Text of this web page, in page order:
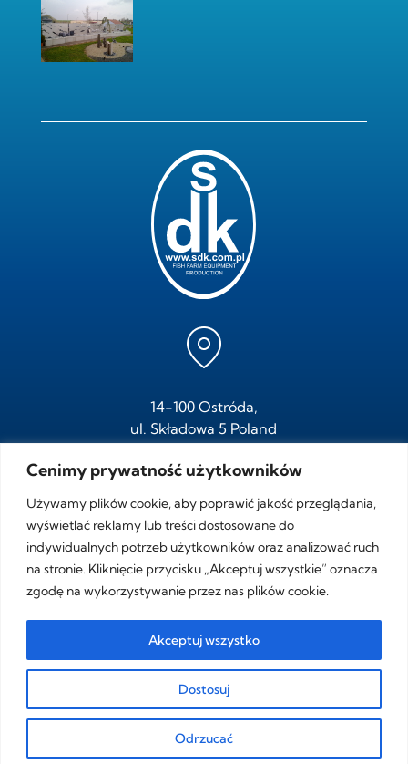
Cenimy prywatność użytkowników
Używamy plików cookie, aby poprawić jakość przeglądania,
wyświetlać reklamy lub treści dostosowane do
indywidualnych potrzeb użytkowników oraz analizować ruch
na stronie. Kliknięcie przycisku „Akceptuj wszystkie” oznacza
zgodę na wykorzystywanie przez nas plików cookie.
Dostosuj
Odrzucać
Akceptuj wszystko
14-100 Ostróda,
ul. Składowa 5 Poland
tel. + 48 /89/ 646 05 95
fax.+ 48 /89/ 646 05 97
e-mail:sdk@sdk.com.pl
NIP PL-7411002174
© SDK 2024. Projekt i wykonanie